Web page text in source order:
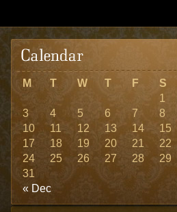
M T W T F S
« Dec
1
3
4 5 6 7 8
10
11 12 13 14 15
17
18 19 20 21 22
24
25 26 27 28 29
31